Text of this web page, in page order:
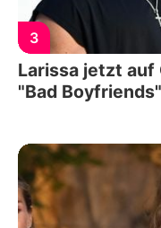
3
Larissa jetzt auf
"Bad